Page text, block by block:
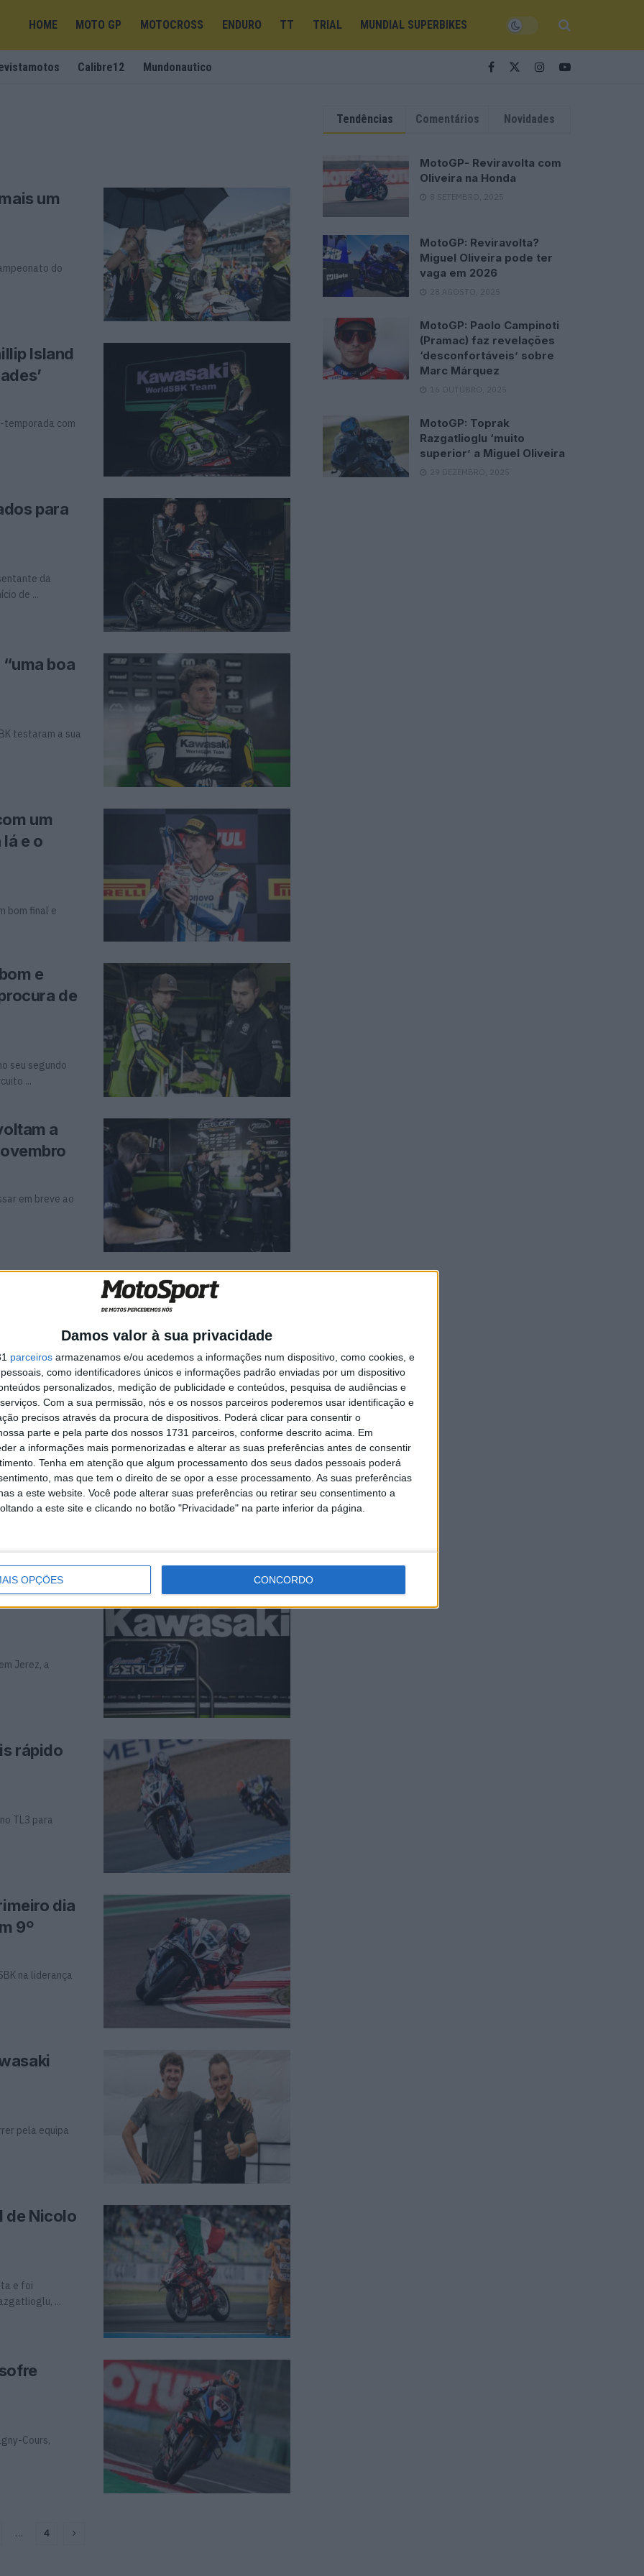
Damos valor à sua privacidade
parceiros armazenamos e/ou acedemos a informações num dispositivo, como cookies, e
como identificadores únicos e informações padrão enviadas por um dispositivo
personalizados, medição de publicidade e conteúdos, pesquisa de audiências e
Com a sua permissão, nós e os nossos parceiros poderemos usar identificação e
precisos através da procura de dispositivos. Poderá clicar para consentir o
parte e pela parte dos nossos 1731 parceiros, conforme descrito acima. Em
a informações mais pormenorizadas e alterar as suas preferências antes de consentir
Tenha em atenção que algum processamento dos seus dados pessoais poderá
mas que tem o direito de se opor a esse processamento. As suas preferências
a este website. Você pode alterar suas preferências ou retirar seu consentimento a
a este site e clicando no botão "Privacidade" na parte inferior da página.
OPÇÕES CONCORDO
HOME MOTO GP MOTOCROSS ENDURO TT TRIAL MUNDIAL SUPERBIKES
Calibre12 Mundonautico
um
do
Island
com
para
da
de ...
boa
testaram a sua
um
lá e o
bom final e
e
de
seu segundo
...
a
em breve ao
com
que
Mundial ...
2024 já
oficial de
Jerez, a
rápido
TL3 para
dia
9º
na liderança
pela equipa
de Nicolo
e foi
...
Cours,
… 4
Tendências Comentários Novidades
MotoGP- Reviravolta com
Oliveira na Honda
8 SETEMBRO, 2025
MotoGP: Reviravolta?
Miguel Oliveira pode ter
vaga em 2026
28 AGOSTO, 2025
MotoGP: Paolo Campinoti
(Pramac) faz revelações
‘desconfortáveis’ sobre
Marc Márquez
16 OUTUBRO, 2025
MotoGP: Toprak
Razgatlioglu ‘muito
superior’ a Miguel Oliveira